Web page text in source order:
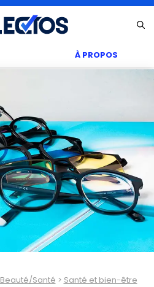
À PROPOS
Beauté/Santé Santé et bien-être